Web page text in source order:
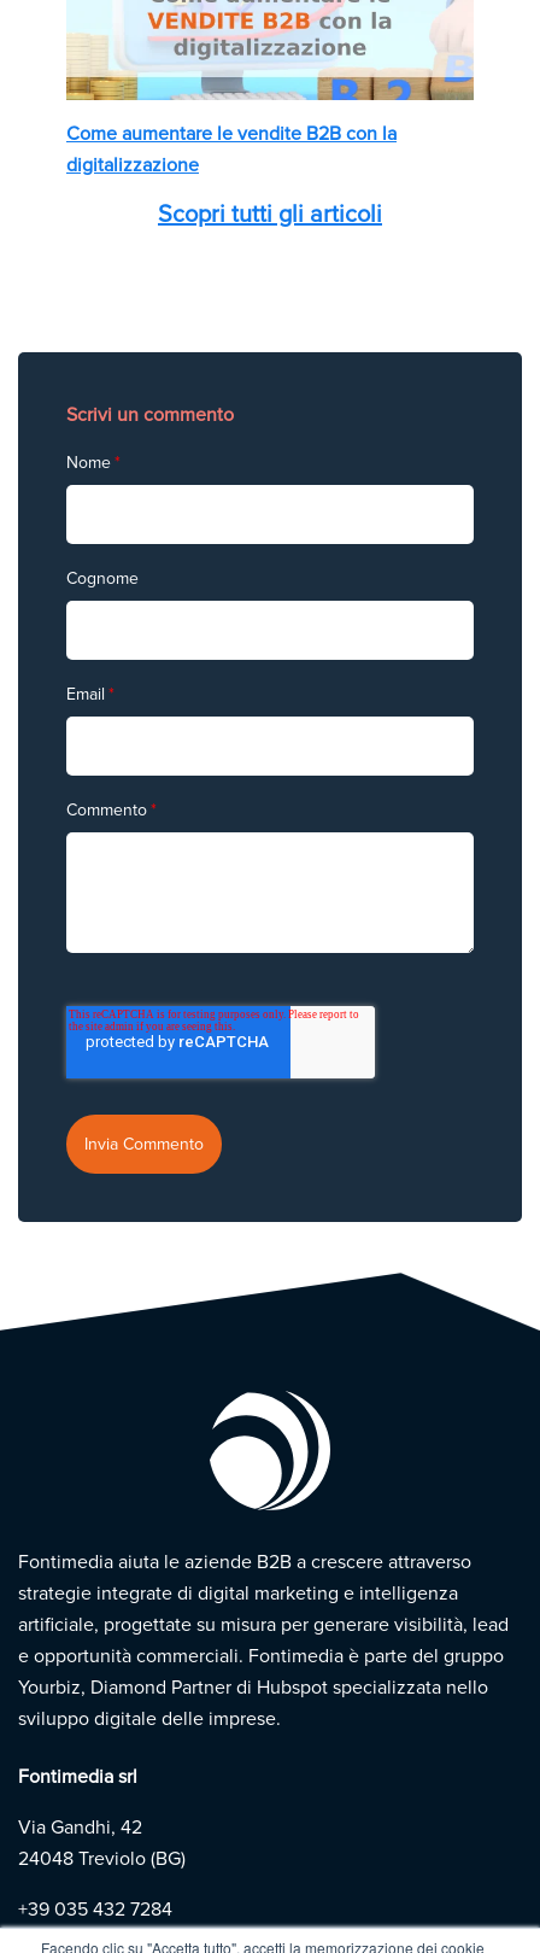
Facendo clic su "Accetta tutto", accetti la memorizzazione dei cookie
Come aumentare le vendite B2B con la
digitalizzazione
Scopri tutti gli articoli
Scrivi un commento
Nome*
Cognome
Email *
Commento*
Fontimedia aiuta le aziende B2B a crescere attraverso
strategie integrate di digital marketing e intelligenza
artificiale, progettate su misura per generare visibilità, lead
e opportunità commerciali. Fontimedia è parte del gruppo
Yourbiz, Diamond Partner di Hubspot specializzata nello
sviluppo digitale delle imprese.
Fontimedia srl
Via Gandhi, 42
24048 Treviolo (BG)
+39 035 432 7284